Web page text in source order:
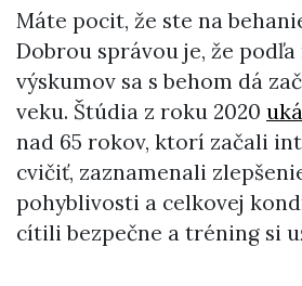
Máte pocit, že ste na
Dobrou správou je, že podľa
výskumov sa s behom dá
veku. Štúdia z roku 2020
nad 65 rokov, ktorí začali
cvičiť, zaznamenali
pohyblivosti a celkovej
cítili bezpečne a tréning si